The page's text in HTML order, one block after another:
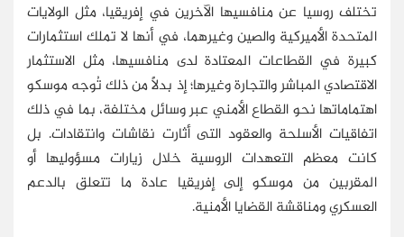
تختلف روسيا عن منافسيها الآخرين في إفريقيا، مثل الولايات
المتحدة الأميركية والصين وغيرهما، في أنها لا تملك استثمارات
كبيرة في القطاعات المعتادة لدى منافسيها، مثل الاستثمار
الاقتصادي المباشر والتجارة وغيرها؛ إذ بدلًا من ذلك تُوجه موسكو
اهتماماتها نحو القطاع الأمني عبر وسائل مختلفة، بما في ذلك
اتفاقيات الأسلحة والعقود التى أثارت نقاشات وانتقادات. بل
كانت معظم التعهدات الروسية خلال زيارات مسؤوليها أو
المقربين من موسكو إلى إفريقيا عادة ما تتعلق بالدعم
العسكري ومناقشة القضايا الأمنية.